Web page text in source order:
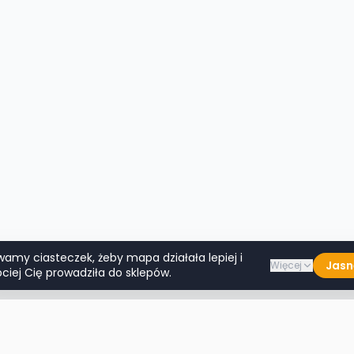
ciasteczek, żeby mapa działała lepiej i
Cię prowadziła do sklepów.
Więcej